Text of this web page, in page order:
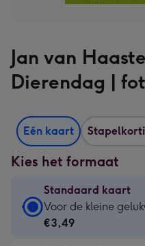
Jan van
Dierendag |
Eén kaart
Kies het formaat
Standaard kaart
Standaard
kaart
Voor de kleine
€3,49